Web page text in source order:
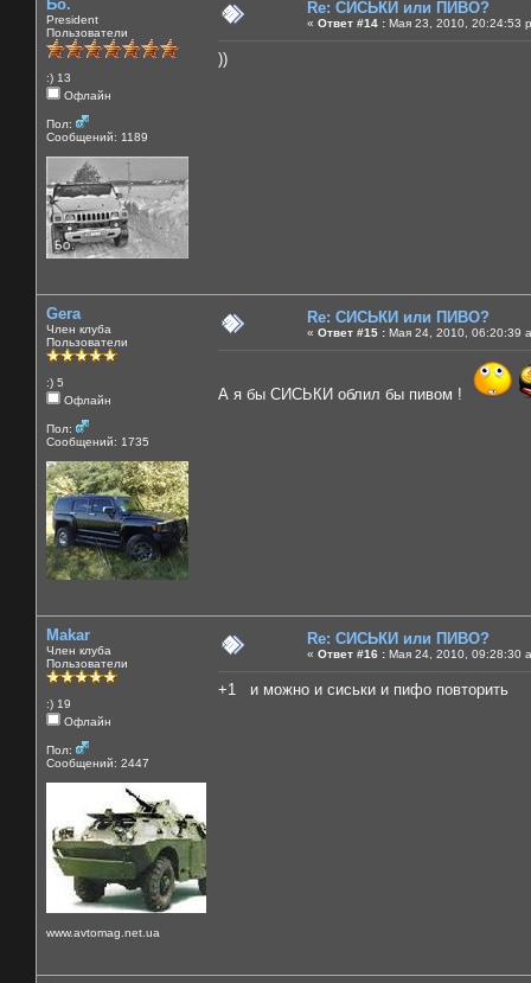
Бо.
President
Пользователи
:) 13
Офлайн
Пол:
Сообщений: 1189
Re: СИСЬКИ или ПИВО?
« Ответ #14 : Мая 23, 2010, 20:24:53
))
Gera
Член клуба
Пользователи
:) 5
Офлайн
Пол:
Сообщений: 1735
Re: СИСЬКИ или ПИВО?
« Ответ #15 : Мая 24, 2010, 06:20:39
А я бы СИСЬКИ облил бы пивом !
Makar
Член клуба
Пользователи
:) 19
Офлайн
Пол:
Сообщений: 2447
www.avtomag.net.ua
Re: СИСЬКИ или ПИВО?
« Ответ #16 : Мая 24, 2010, 09:28:30
+1 и можно и сиськи и пифо повторить